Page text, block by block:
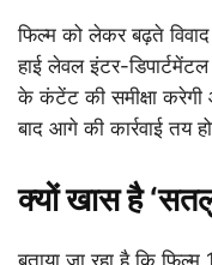
फिल्म को लेकर बढ़ते
हाई लेवल इंटर-
के कंटेंट की समीक्षा करेगी
बाद आगे की कार्रवाई तय
क्यों खास है
बताया जा रहा है कि